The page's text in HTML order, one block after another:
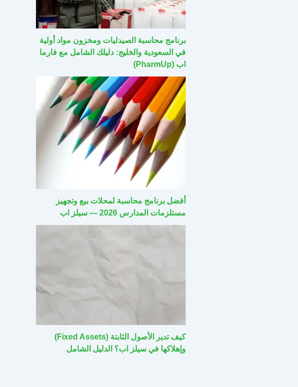
برنامج محاسبة الصيدليات ومخزون مواد أولية
في السعودية والخليج: دليلك الشامل مع فارما
اب (PharmUp)
أفضل برنامج محاسبة لمحلات بيع وتجهيز
مستلزمات المدارس 2026 — سيلز اب
كيف تدير الأصول الثابتة (Fixed Assets)
وإهلاكها في سيلز اب؟ الدليل الشامل